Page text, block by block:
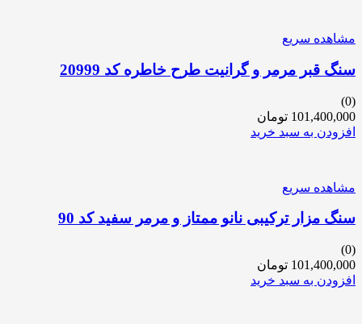
مشاهده سریع
سنگ قبر مرمر و گرانیت طرح خاطره کد 20999
(0)
101,400,000 تومان
افزودن به سبد خرید
مشاهده سریع
سنگ مزار ترکیبی نانو ممتاز و مرمر سفید کد 90
(0)
101,400,000 تومان
افزودن به سبد خرید